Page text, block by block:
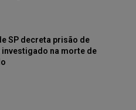
SP decreta prisão de
na morte de